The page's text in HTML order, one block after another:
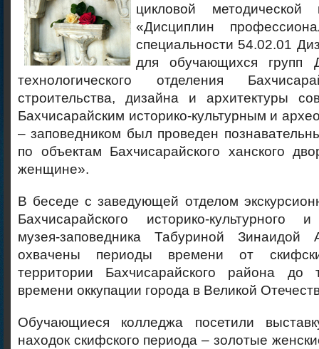
цикловой
«Дисциплин
специальности 54.02.01
для обучающихся
технологического отделения
строительства, дизайна и архитектуры
Бахчисарайским историко-культурным и
– заповедником был проведен
по объектам Бахчисарайского ханского
женщине».
В беседе с заведующей отделом
Бахчисарайского историко-культурного и
музея-заповедника Табуриной Зинаидой
охвачены периоды времени от
территории Бахчисарайского района до
времени оккупации города в Великой
Обучающиеся колледжа посетили
находок скифского периода – золотые